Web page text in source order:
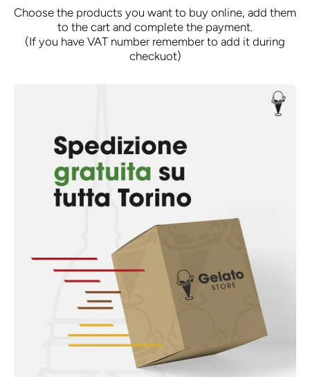
Choose the products you want to buy online, add them
to the cart and complete the payment.
(If you have VAT number remember to add it during
checkuot)